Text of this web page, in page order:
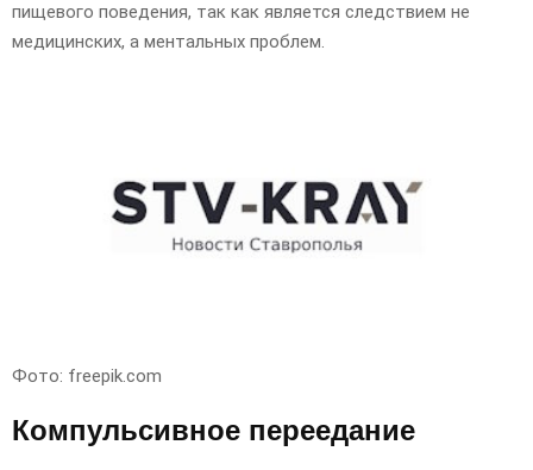
пищевого поведения, так как является следствием не
медицинских, а ментальных проблем.
Фото: freepik.com
Компульсивное переедание